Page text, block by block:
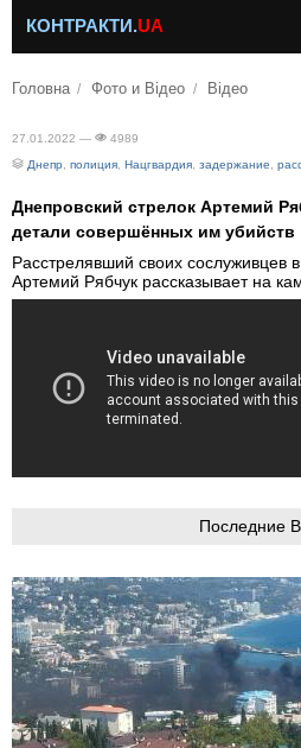
КОНТРАКТИ.UA
Головна Фото и Відео Відео
27.01.2022 —
4989
Днепр
полиция Нацгвардия задержание
Днепровский стрелок Артемий
детали совершённых им убийств
Расстрелявший своих сослуживцев
Артемий Рябчук рассказывает на
Последние